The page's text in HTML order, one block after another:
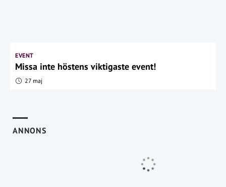
EVENT
Missa inte höstens viktigaste event!
27 maj
ANNONS